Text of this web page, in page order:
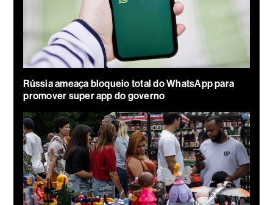
Rússia ameaça bloqueio total do WhatsApp para
promover super app do governo